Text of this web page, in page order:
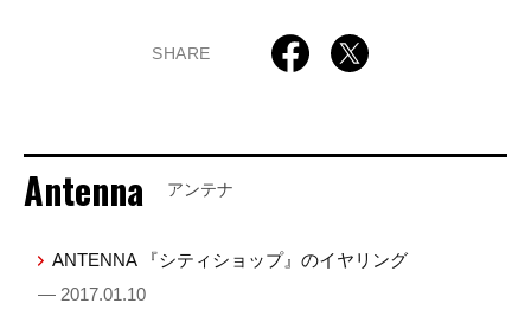
SHARE
Antenna アンテナ
ANTENNA 『シティショップ』のイヤリング
— 2017.01.10